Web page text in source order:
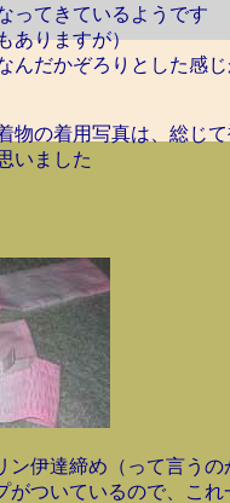
ン伊達締め（って言う
がついているので、こ
ってきているようです
ありますが）
んだかぞろりとした感
物の着用写真は、総じ
いました